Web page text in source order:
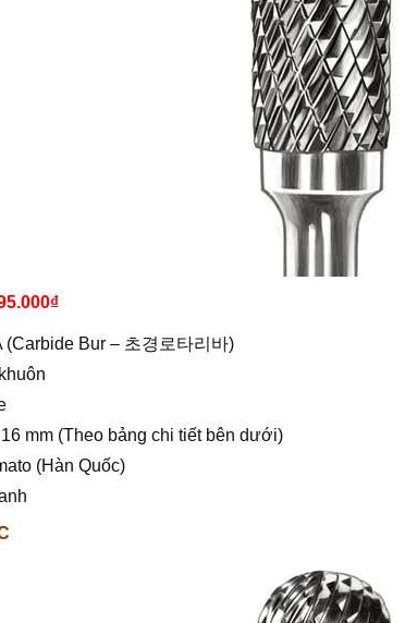
₫
(Carbide Bur – 초경로타리바)
mm (Theo bảng chi tiết bên dưới)
(Hàn Quốc)